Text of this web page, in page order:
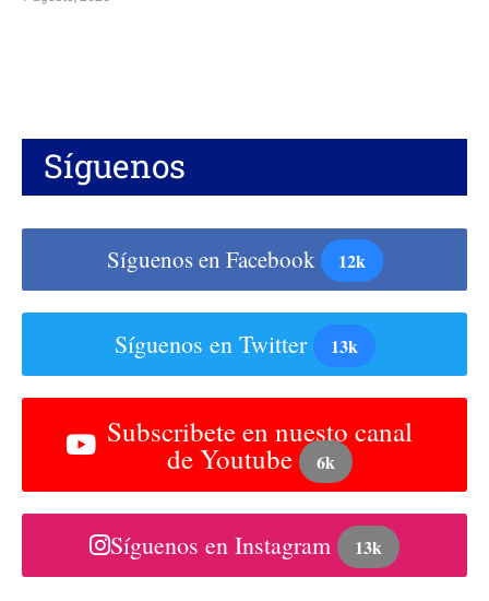
Síguenos
Síguenos en Facebook 12k
Síguenos en Twitter 13k
Subscribete en nuesto canal
de Youtube 6k
Síguenos en Instagram 13k